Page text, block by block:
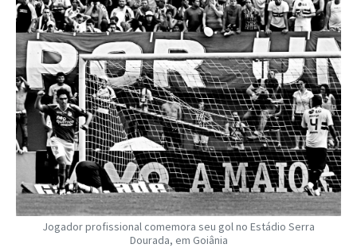
Jogador profissional comemora seu gol no Estádio Serra
Dourada, em Goiânia